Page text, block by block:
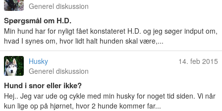
Generel diskussion
Spørgsmål om H.D.
Min hund har for nyligt fået konstateret H.D. og jeg søger indput om,
hvad I synes om, hvor lidt halt hunden skal være,...
Husky
Generel diskussion
14. feb 2015
Hund i snor eller ikke?
Hej.. Jeg var ude og cykle med min husky for noget tid siden. Vi når
kun lige op på hjørnet, hvor 2 hunde kommer far...